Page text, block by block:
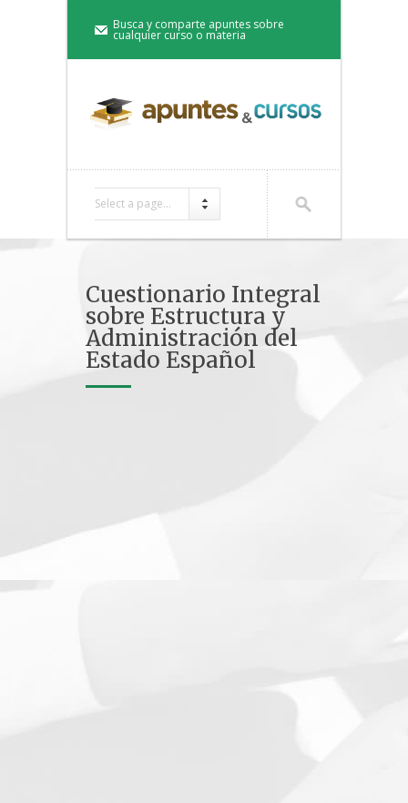
Busca y comparte apuntes sobre
cualquier curso o materia
Select a page...
Cuestionario Integral
sobre Estructura y
Administración del
Estado Español